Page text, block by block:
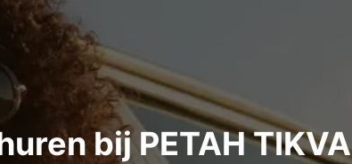
bij PETAH TIKVA